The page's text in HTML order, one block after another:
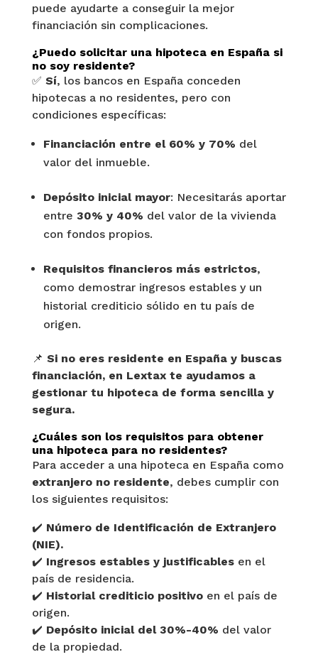
puede ayudarte a conseguir la mejor
financiación sin complicaciones.
¿Puedo solicitar una hipoteca en España si
no soy residente?
✅ Sí, los bancos en España conceden
hipotecas a no residentes, pero con
condiciones específicas:
Financiación entre el 60% y 70% del
valor del inmueble.
Depósito inicial mayor: Necesitarás aportar
entre 30% y 40% del valor de la vivienda
con fondos propios.
Requisitos financieros más estrictos,
como demostrar ingresos estables y un
historial crediticio sólido en tu país de
origen.
📌 Si no eres residente en España y buscas
financiación, en Lextax te ayudamos a
gestionar tu hipoteca de forma sencilla y
segura.
¿Cuáles son los requisitos para obtener
una hipoteca para no residentes?
Para acceder a una hipoteca en España como
extranjero no residente, debes cumplir con
los siguientes requisitos:
✔️ Número de Identificación de Extranjero
(NIE).
✔️ Ingresos estables y justificablesen el
país de residencia.
✔️ Historial crediticio positivoen el país de
origen.
✔️ Depósito inicial del 30%-40% del valor
de la propiedad.